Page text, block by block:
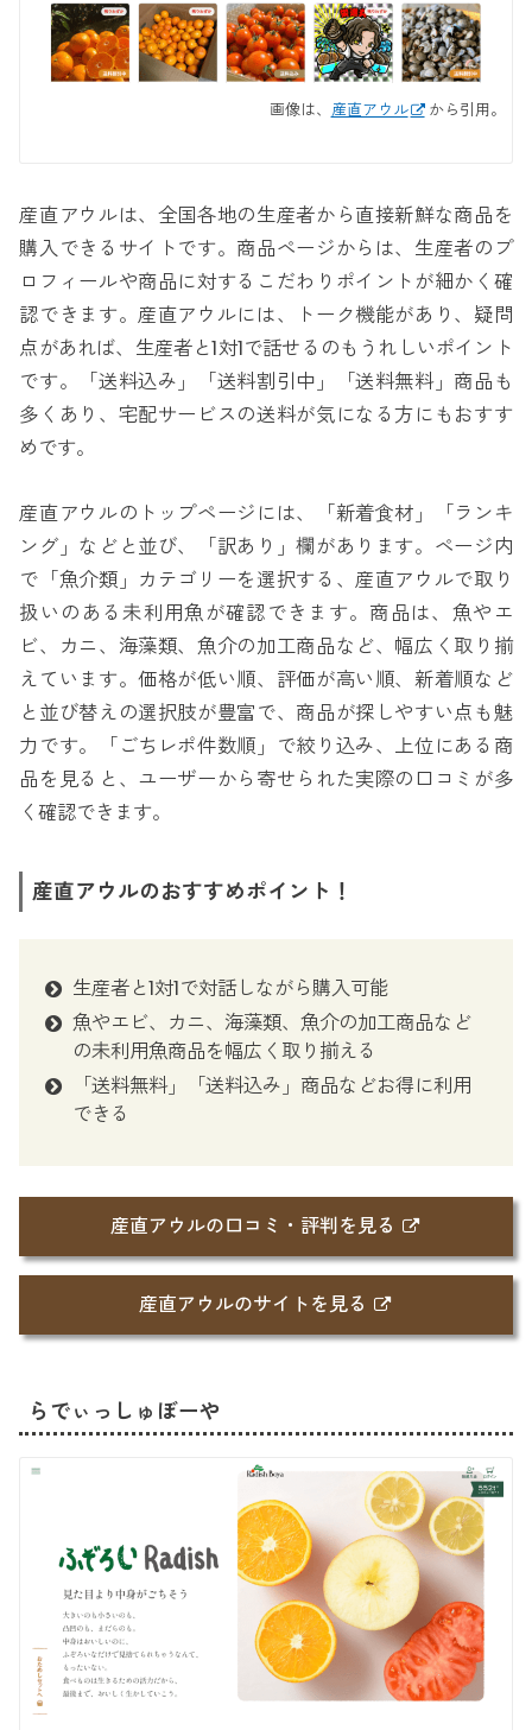
画像は、 産直アウル から引用。
産直アウルは、全国各地の生産者から直接新鮮な商品を
購入できるサイトです。商品ページからは、生産者のプ
ロフィールや商品に対するこだわりポイントが細かく確
認できます。産直アウルには、トーク機能があり、疑問
点があれば、生産者と1対1で話せるのもうれしいポイント
です。「送料込み」「送料割引中」「送料無料」商品も
多くあり、宅配サービスの送料が気になる方にもおすす
めです。
産直アウルのトップページには、「新着食材」「ランキ
ング」などと並び、「訳あり」欄があります。ページ内
で「魚介類」カテゴリーを選択する、産直アウルで取り
扱いのある未利用魚が確認できます。商品は、魚やエ
ビ、カニ、海藻類、魚介の加工商品など、幅広く取り揃
えています。価格が低い順、評価が高い順、新着順など
と並び替えの選択肢が豊富で、商品が探しやすい点も魅
力です。「ごちレポ件数順」で絞り込み、上位にある商
品を見ると、ユーザーから寄せられた実際の口コミが多
く確認できます。
産直アウルのおすすめポイント！
生産者と1対1で対話しながら購入可能
魚やエビ、カニ、海藻類、魚介の加工商品など
の未利用魚商品を幅広く取り揃える
「送料無料」「送料込み」商品などお得に利用
できる
産直アウルの口コミ・評判を見る
産直アウルのサイトを見る
らでぃっしゅぼーや